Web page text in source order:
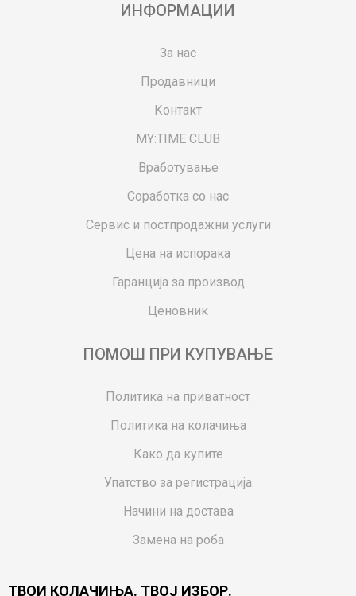
ИНФОРМАЦИИ
За нас
Продавници
Контакт
MY:TIME CLUB
Вработување
Соработка со нас
Сервис и постпродажни услуги
Цена на испорака
Гаранција за производ
Ценовник
ПОМОШ ПРИ КУПУВАЊЕ
Политика на приватност
Политика на колачиња
Како да купите
Упатство за регистрација
Начини на достава
Замена на роба
ТВОИ КОЛАЧИЊА. ТВОЈ ИЗБОР.